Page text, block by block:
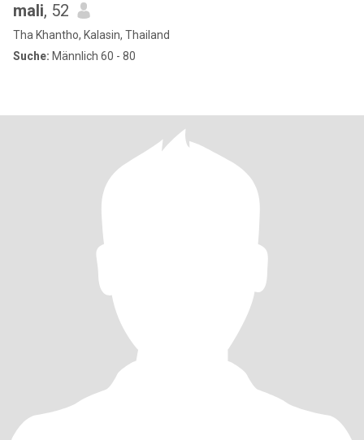
mali, 52
Tha Khantho, Kalasin, Thailand
Suche: Männlich 60 - 80